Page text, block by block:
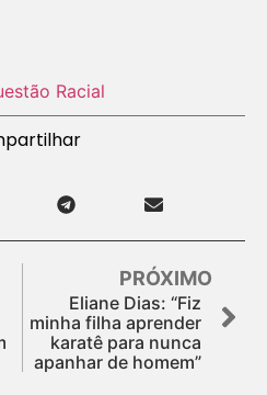
Racial
PRÓXIMO
Eliane Dias: “Fiz
minha filha aprender
karatê para nunca
apanhar de homem”